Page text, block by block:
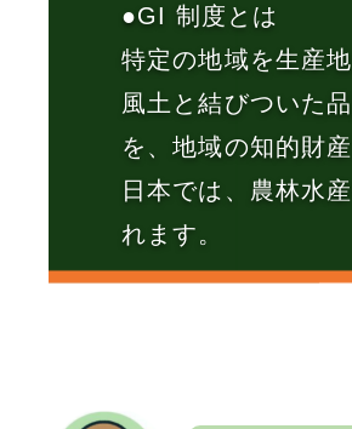
●GI 制度とは
特定の地域を生産
風土と結びついた
を、地域の知的財
日本では、農林水
れます。